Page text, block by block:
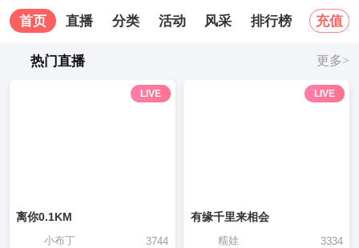
充值
首页 直播 分类 活动 风采 排行榜 关于我
热门直播 更多>
LIVE
离你0.1KM
小布丁 3744
LIVE
有缘千里来相会
糯娃 3334